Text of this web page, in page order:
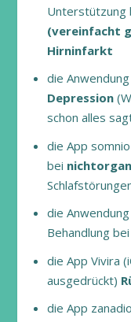
Unterstützung
(vereinfacht
Hirninfarkt
die
Depression
schon alles
die App
bei
die
Behandlung bei
die App Vivira
ausgedrückt)
die App